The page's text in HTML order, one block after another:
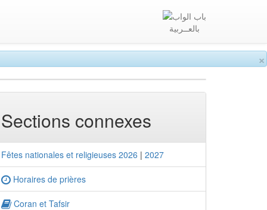
×
بالعــربية
Sections connexes
Fêtes nationales et religieuses 2026 | 2027
Horaires de prières
Coran et Tafsir